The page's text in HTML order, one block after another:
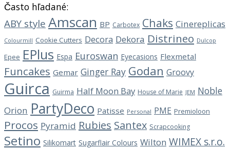
Často hľadané:
ABY style Amscan BP Carbotex Chaks Cinereplicas
Colourmill Cookie Cutters Decora Dekora Distrineo Dulcop
Epee EPlus Espa Euroswan Eyecasions Flexmetal
Funcakes Gemar Ginger Ray Godan Groovy
Guirca Guirma Half Moon Bay House of Marie JEM Noble
Orion PartyDeco Patisse Personal PME Premioloon
Procos Pyramid Rubies Santex Scrapcooking
Setino Silikomart Sugarflair Colours Wilton WIMEX s.r.o.